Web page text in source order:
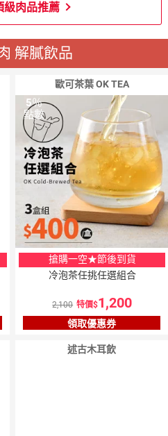
級肉品推薦
解膩飲品
歐可茶葉 OK TEA
5％
點數
搶購一空★節後到貨
冷泡茶任挑任選組合
2,100 特價 1,200
領取優惠券
述古木耳飲